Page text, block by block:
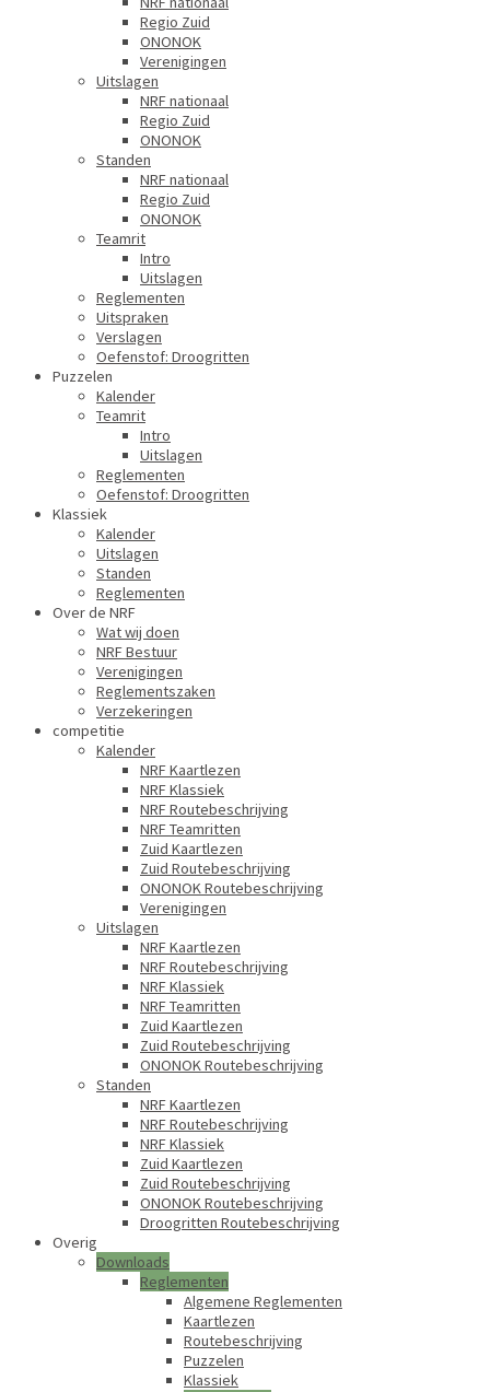
Regio Zuid
ONONOK
Verenigingen
Uitslagen
NRF nationaal
Regio Zuid
ONONOK
Standen
NRF nationaal
Regio Zuid
ONONOK
Teamrit
Intro
Uitslagen
Reglementen
Uitspraken
Verslagen
Oefenstof: Droogritten
Puzzelen
Kalender
Teamrit
Intro
Uitslagen
Reglementen
Oefenstof: Droogritten
Klassiek
Kalender
Uitslagen
Standen
Reglementen
Over de NRF
Wat wij doen
NRF Bestuur
Verenigingen
Reglementszaken
Verzekeringen
competitie
Kalender
NRF Kaartlezen
NRF Klassiek
NRF Routebeschrijving
NRF Teamritten
Zuid Kaartlezen
Zuid Routebeschrijving
ONONOK Routebeschrijving
Verenigingen
Uitslagen
NRF Kaartlezen
NRF Routebeschrijving
NRF Klassiek
NRF Teamritten
Zuid Kaartlezen
Zuid Routebeschrijving
ONONOK Routebeschrijving
Standen
NRF Kaartlezen
NRF Routebeschrijving
NRF Klassiek
Zuid Kaartlezen
Zuid Routebeschrijving
ONONOK Routebeschrijving
Droogritten Routebeschrijving
Overig
Downloads
Reglementen
Algemene Reglementen
Kaartlezen
Routebeschrijving
Puzzelen
Klassiek